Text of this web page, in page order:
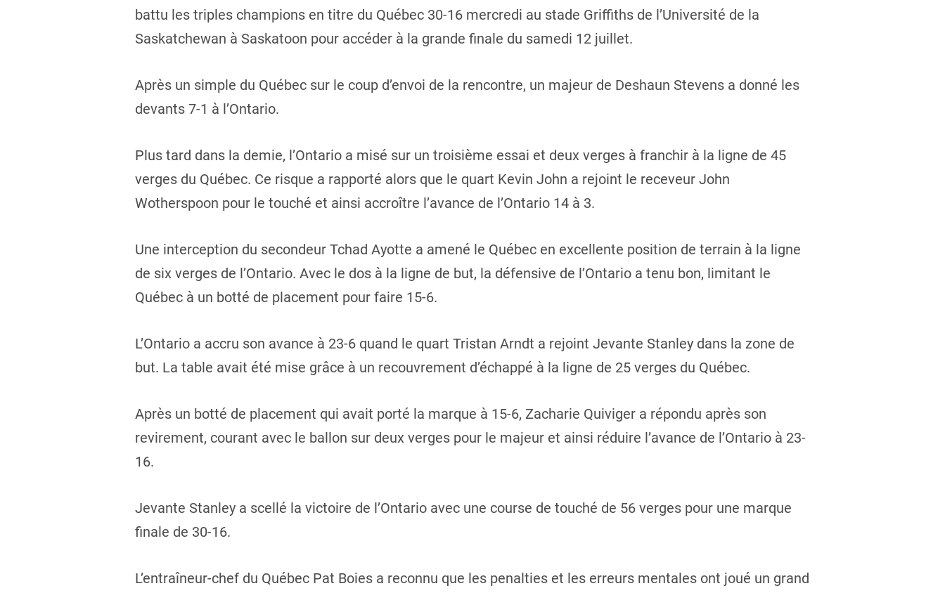
battu les triples champions en titre du Québec 30-16 mercredi au stade Griffiths de l’Université de la
Saskatchewan à Saskatoon pour accéder à la grande finale du samedi 12 juillet.
Après un simple du Québec sur le coup d’envoi de la rencontre, un majeur de Deshaun Stevens a donné les
devants 7-1 à l’Ontario.
Plus tard dans la demie, l’Ontario a misé sur un troisième essai et deux verges à franchir à la ligne de 45
verges du Québec. Ce risque a rapporté alors que le quart Kevin John a rejoint le receveur John
Wotherspoon pour le touché et ainsi accroître l’avance de l’Ontario 14 à 3.
Une interception du secondeur Tchad Ayotte a amené le Québec en excellente position de terrain à la ligne
de six verges de l’Ontario. Avec le dos à la ligne de but, la défensive de l’Ontario a tenu bon, limitant le
Québec à un botté de placement pour faire 15-6.
L’Ontario a accru son avance à 23-6 quand le quart Tristan Arndt a rejoint Jevante Stanley dans la zone de
but. La table avait été mise grâce à un recouvrement d’échappé à la ligne de 25 verges du Québec.
Après un botté de placement qui avait porté la marque à 15-6, Zacharie Quiviger a répondu après son
revirement, courant avec le ballon sur deux verges pour le majeur et ainsi réduire l’avance de l’Ontario à 23-
16.
Jevante Stanley a scellé la victoire de l’Ontario avec une course de touché de 56 verges pour une marque
finale de 30-16.
L’entraîneur-chef du Québec Pat Boies a reconnu que les penalties et les erreurs mentales ont joué un grand